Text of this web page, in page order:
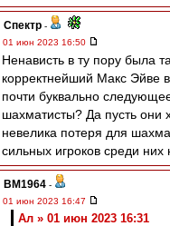
Спектр -
01 июн 2023 16:50
Ненависть в ту пору была
корректнейший Макс Эйве
почти буквально
шахматисты? Да пусть они
невелика потеря для
сильных игроков среди них
BM1964 -
01 июн 2023 16:47
Ал » 01 июн 2023 16:31